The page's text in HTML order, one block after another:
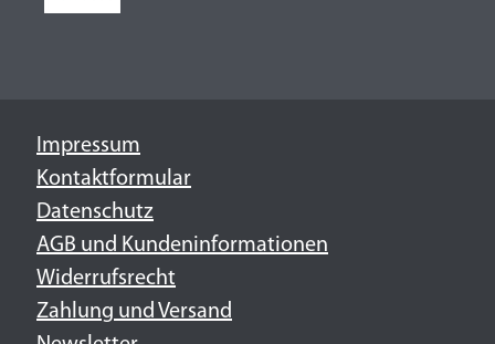
Impressum
Kontaktformular
Datenschutz
AGB und Kundeninformationen
Widerrufsrecht
Zahlung und Versand